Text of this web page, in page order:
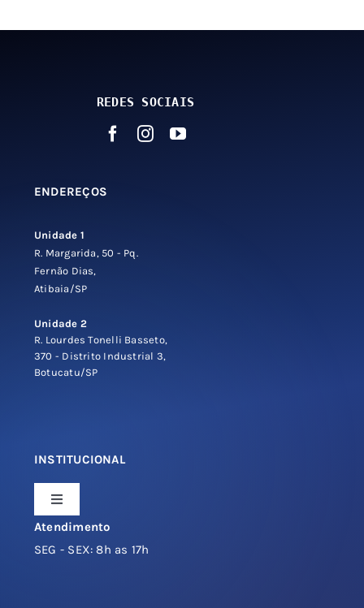
várias
opções
podem
na
do
produto
REDES SOCIAIS
ENDEREÇOS
Unidade 1
R. Margarida, 50 - Pq.
Fernão Dias,
Atibaia/SP
Unidade 2
R. Lourdes Tonelli Basseto,
370 - Distrito Industrial 3,
Botucatu/SP
INSTITUCIONAL
Toggle
Navigation
Sobre a Espelhos OnLine
Atendimento
SEG - SEX: 8h as 17h